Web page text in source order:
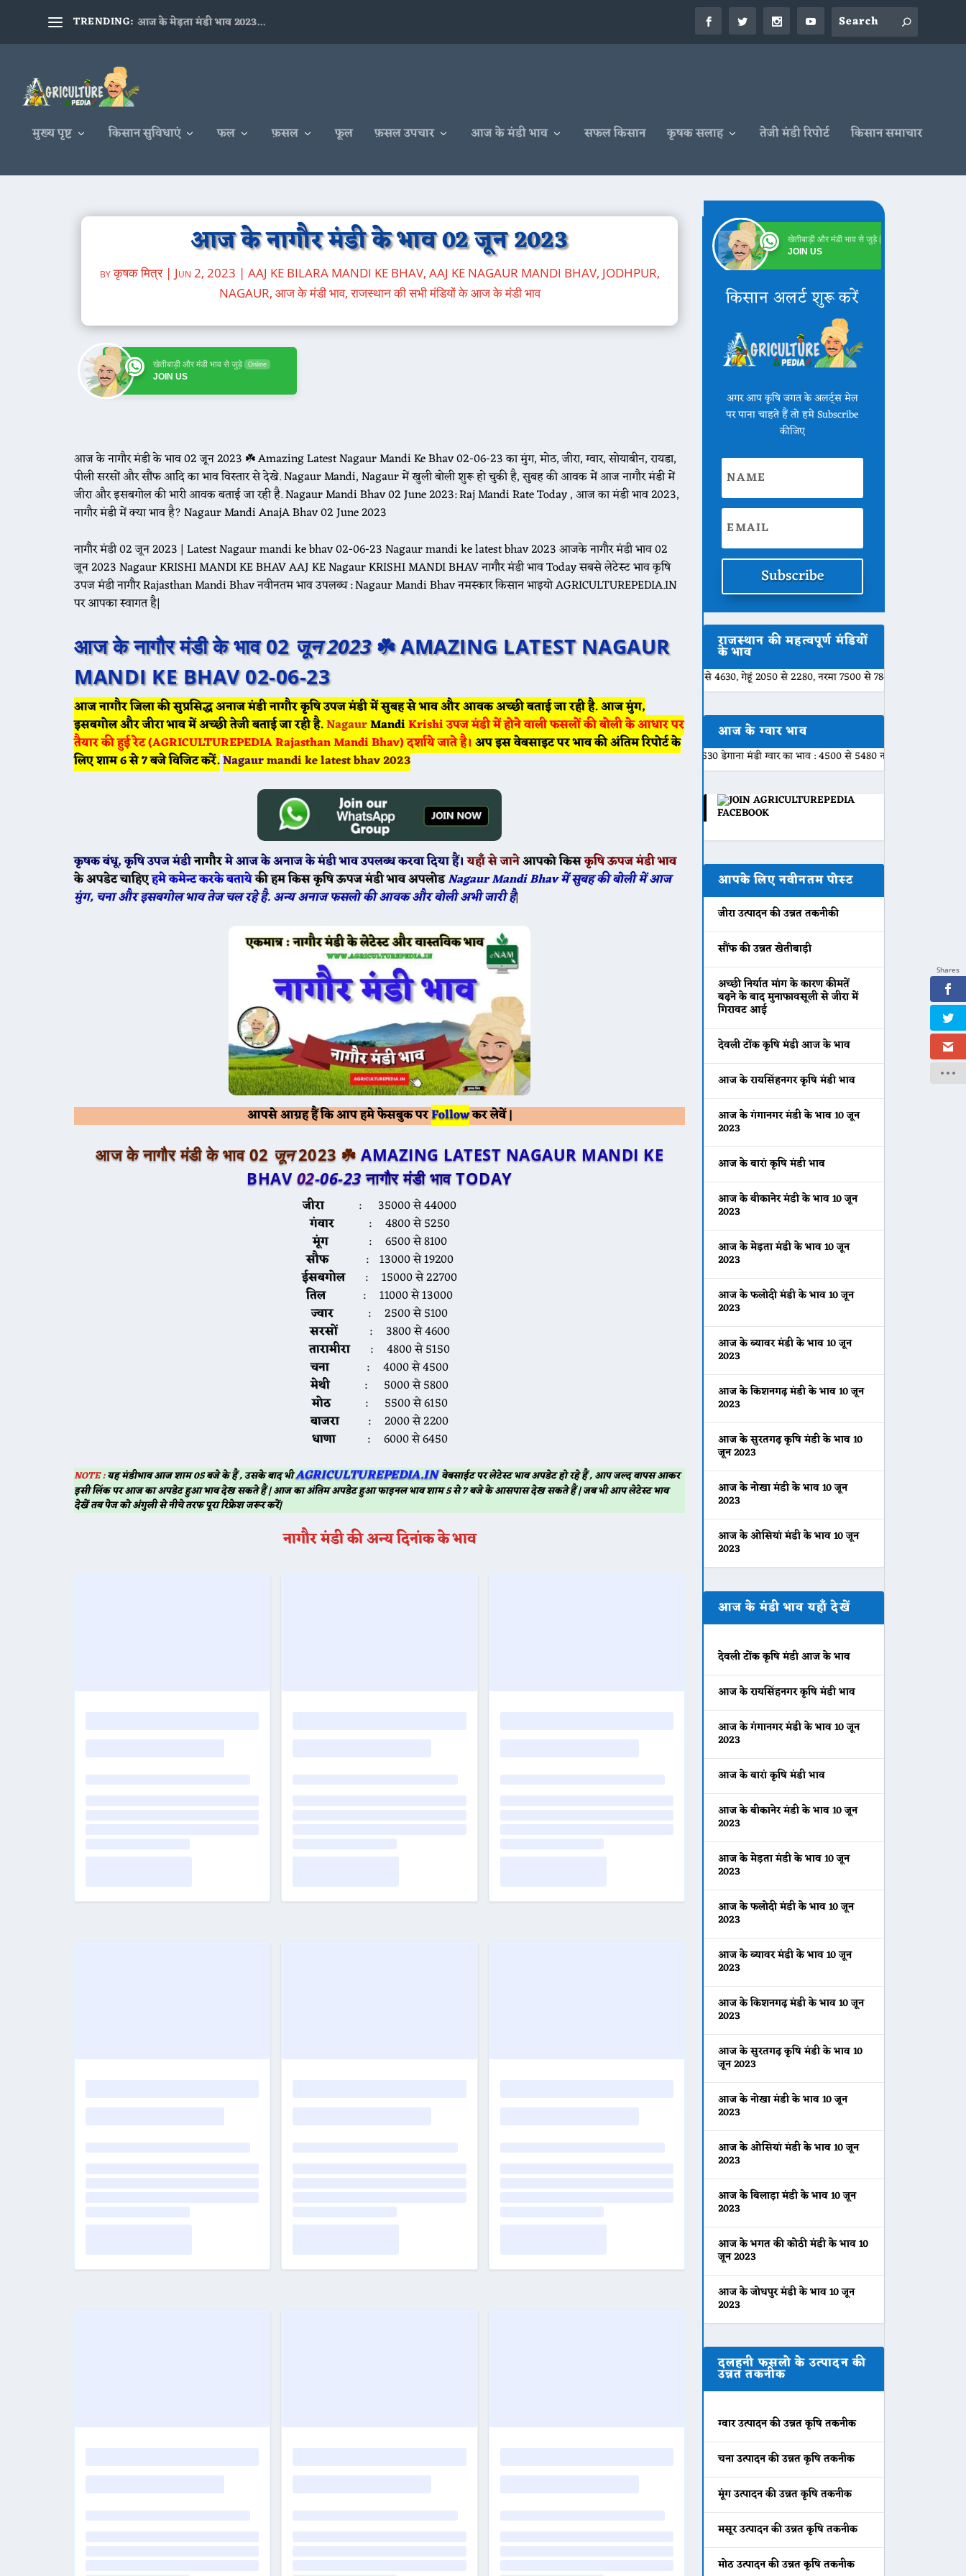
TRENDING: आज के मेड़ता मंडी भाव 2023...
मुख्य पृष्ट किसान सुविधाएं फल फ़सल फूल फ़सल उपचार आज के मंडी भाव सफल किसान कृषक सलाह तेजी मंडी रिपोर्ट किसान समाचार
आज के नागौर मंडी के भाव 02 जून 2023
byकृषक मित्र| Jun 2, 2023 | AAJ KE BILARA MANDI KE BHAV, AAJ KE NAGAUR MANDI BHAV, JODHPUR,
NAGAUR, आज के मंडी भाव,राजस्थान की सभी मंडियों के आज के मंडी भाव
खेतीबाड़ी और मंडी भाव से जुड़े Online
JOIN US
आज के नागौर मंडी के भाव 02 जून 2023 ☘️ Amazing Latest Nagaur Mandi Ke Bhav 02-06-23 का मुंग, मोठ, जीरा, ग्वार, सोयाबीन, रायडा,
पीली सरसों और सौंफ आदि का भाव विस्तार से देखे. Nagaur Mandi, Nagaur में खुली बोली शुरू हो चुकी है, सुबह की आवक में आज नागौर मंडी में
जीरा और इसबगोल की भारी आवक बताई जा रही है. Nagaur Mandi Bhav 02 June 2023: Raj Mandi Rate Today , आज का मंडी भाव 2023,
नागौर मंडी में क्या भाव है? Nagaur Mandi AnajA Bhav 02 June 2023
नागौर मंडी 02 जून 2023 | Latest Nagaur mandi ke bhav 02-06-23 Nagaur mandi ke latest bhav 2023 आजके नागौर मंडी भाव 02
जून 2023 Nagaur KRISHI MANDI KE BHAV AAJ KE Nagaur KRISHI MANDI BHAV नागौर मंडी भाव Today सबसे लेटेस्ट भाव कृषि
उपज मंडी नागौर Rajasthan Mandi Bhav नवीनतम भाव उपलब्ध : Nagaur Mandi Bhav नमस्कार किसान भाइयो AGRICULTUREPEDIA.IN
पर आपका स्वागत है|
आज के नागौर मंडी के भाव 02जून 2023☘️ AMAZING LATEST NAGAUR
MANDI KE BHAV 02-06-23
आज नागौर जिला की सुप्रसिद्ध अनाज मंडी नागौर कृषि उपज मंडी में सुबह से भाव और आवक अच्छी बताई जा रही है. आज मुंग,
इसबगोल और जीरा भाव में अच्छी तेजी बताई जा रही है.NagaurMandiKrishi उपज मंडी में होने वाली फसलों की बोली के आधार पर
तैयार की हुई रेट (AGRICULTUREPEDIA Rajasthan Mandi Bhav) दर्शाये जाते है। अप इस वेबसाइट पर भाव की अंतिम रिपोर्ट के
लिए शाम 6 से 7 बजे विजिट करें.Nagaurmandi ke latest bhav 2023
कृषक बंधू, कृषि उपज मंडीनागौरमेआज केअनाज के मंडी भाव उपलब्ध करवा दिया हैं। यहाँ से जानेआपको किसकृषि ऊपज मंडी भाव
के अपडेट चाहिएहमे कमेन्ट करके बतायेकी हम किस कृषि ऊपज मंडी भाव अपलोडNagaur Mandi Bhav में सुबह की बोली में आज
मुंग, चना और इसबगोल भाव तेज चल रहे है. अन्य अनाज फसलो की आवक और बोली अभी जारी है|
आपसे आग्रह हैं कि आप हमे फेसबुक परFollowकर लेवें |
आज के नागौर मंडी के भाव 02 जून2023 ☘️AMAZING LATEST NAGAUR MANDI KE
BHAV 02-06-23 नागौर मंडी भाव TODAY
जीरा: 35000 से 44000
गंवार: 4800 से 5250
मूंग: 6500 से 8100
सौफ: 13000 से 19200
ईसबगोल: 15000 से 22700
तिल: 11000 से 13000
ज्वार: 2500 से 5100
सरसों: 3800 से 4600
तारामीरा: 4800 से 5150
चना: 4000 से 4500
मेथी: 5000 से 5800
मोठ
: 5500 से 6150
बाजरा: 2000 से 2200
धाणा: 6000 से 6450
NOTE :यह मंडीभाव आज शाम 05 बजे के हैं , उसके बाद भीAGRICULTUREPEDIA.INवेबसाईट पर लेटेस्ट भाव अपडेट हो रहे हैं , आप जल्द वापस आकर
इसी लिंक पर आज का अपडेट हुआ भाव देख सकते हैं | आज का अंतिम अपडेट हुआ फाइनल भाव शाम 5 से 7 बजे के आसपास देख सकते हैं | जब भी आप लेटेस्ट भाव
देखें तब पेज को अंगुली से नीचे तरफ पूरा रिफ्रेश जरूर करें|
नागौरमंडी की अन्य दिनांक के भाव
खेतीबाड़ी और मंडी भाव से जुड़े
JOIN US
किसान अलर्ट शुरू करें
अगर आप कृषि जगत के अलर्ट्स मेल
पर पाना चाहते हैं तो हमे Subscribe
कीजिए
Subscribe
राजस्थान की महत्वपूर्ण मंडियों
के भाव
🌾 आज 20 मई के भाव ☘️ श्री विजयनगर मंडी के भाव सरसों 4200 से 4630, गेहूं 2050 से 2280, नरमा 7500 से 7840, ग्वार 5100 से 5301,
आज के ग्वार भाव
🌾 आज 20 मई ग्वार के भाव मेड़ता मंडी ग्वार का भाव : 5050 से 5530 डेगाना मंडी ग्वार का भाव : 4500 से 5480 नागौर मंडी ग्वार का भाव : 4800
आपके लिए नवीनतम पोस्ट
जीरा उत्पादन की उन्नत तकनीकी
सौंफ की उन्नत खेतीबाड़ी
अच्छी निर्यात मांग के कारण कीमतें
बढ़ने के बाद मुनाफावसूली से जीरा में
गिरावट आई
देवली टोंक कृषि मंडी आज के भाव
आज के रायसिंहनगर कृषि मंडी भाव
आज के गंगानगर मंडी के भाव 10 जून
2023
आज के बारां कृषि मंडी भाव
आज के बीकानेर मंडी के भाव 10 जून
2023
आज के मेड़ता मंडी के भाव 10 जून
2023
आज के फलोदी मंडी के भाव 10 जून
2023
आज के ब्यावर मंडी के भाव 10 जून
2023
आज के किशनगढ़ मंडी के भाव 10 जून
2023
आज के सुरतगढ़ कृषि मंडी के भाव 10
जून 2023
आज के नोखा मंडी के भाव 10 जून
2023
आज के ओसियां मंडी के भाव 10 जून
2023
आज के मंडी भाव यहाँ देखें
देवली टोंक कृषि मंडी आज के भाव
आज के रायसिंहनगर कृषि मंडी भाव
आज के गंगानगर मंडी के भाव 10 जून
2023
आज के बारां कृषि मंडी भाव
आज के बीकानेर मंडी के भाव 10 जून
2023
आज के मेड़ता मंडी के भाव 10 जून
2023
आज के फलोदी मंडी के भाव 10 जून
2023
आज के ब्यावर मंडी के भाव 10 जून
2023
आज के किशनगढ़ मंडी के भाव 10 जून
2023
आज के सुरतगढ़ कृषि मंडी के भाव 10
जून 2023
आज के नोखा मंडी के भाव 10 जून
2023
आज के ओसियां मंडी के भाव 10 जून
2023
आज के बिलाड़ा मंडी के भाव 10 जून
2023
आज के भगत की कोठी मंडी के भाव 10
जून 2023
आज के जोधपुर मंडी के भाव 10 जून
2023
दलहनी फसलो के उत्पादन की
उन्नत तकनीक
ग्वार उत्पादन की उन्नत कृषि तकनीक
चना उत्पादन की उन्नत कृषि तकनीक
मूंग उत्पादन की उन्नत कृषि तकनीक
मसूर उत्पादन की उन्नत कृषि तकनीक
मोठ उत्पादन की उन्नत कृषि तकनीक
Shares